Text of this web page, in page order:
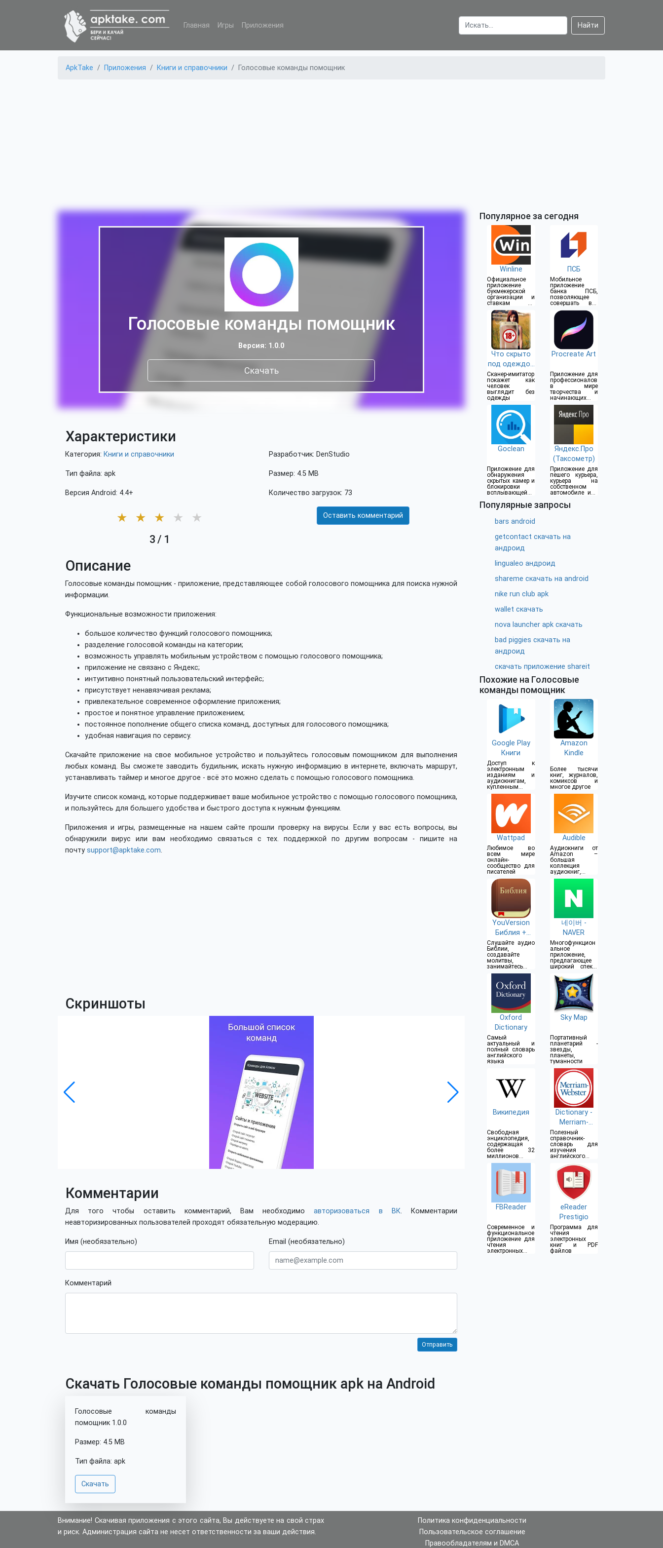
Главная Игры Приложения Найти
ApkTake Приложения Книги и справочники Голосовые команды помощник
Голосовые команды помощник
Версия: 1.0.0
Скачать
Характеристики
Категория: Книги и справочники
Тип файла: apk
Версия Android: 4.4+
Разработчик: DenStudio
Размер: 4.5 MB
Количество загрузок: 73
★ ★ ★ ★ ★
3 / 1
Оставить комментарий
Описание
Голосовые команды помощник - приложение, представляющее собой голосового помощника для поиска нужной
информации.
Функциональные возможности приложения:
большое количество функций голосового помощника;
разделение голосовой команды на категории;
возможность управлять мобильным устройством с помощью голосового помощника;
приложение не связано с Яндекс;
интуитивно понятный пользовательский интерфейс;
присутствует ненавязчивая реклама;
привлекательное современное оформление приложения;
простое и понятное управление приложением;
постоянное пополнение общего списка команд, доступных для голосового помощника;
удобная навигация по сервису.
Скачайте приложение на свое мобильное устройство и пользуйтесь голосовым помощником для выполнения
любых команд. Вы сможете заводить будильник, искать нужную информацию в интернете, включать маршрут,
устанавливать таймер и многое другое - всё это можно сделать с помощью голосового помощника.
Изучите список команд, которые поддерживает ваше мобильное устройство с помощью голосового помощника,
и пользуйтесь для большего удобства и быстрого доступа к нужным функциям.
Приложения и игры, размещенные на нашем сайте прошли проверку на вирусы. Если у вас есть вопросы, вы
обнаружили вирус или вам необходимо связаться с тех. поддержкой по другим вопросам - пишите на
почту support@apktake.com.
Скриншоты
Комментарии
Для того чтобы оставить комментарий, Вам необходимоавторизоваться в ВК. Комментарии
неавторизированных пользователей проходят обязательную модерацию.
Имя (необязательно) Email (необязательно)
Комментарий
Скачать Голосовые команды помощник apk на Android
Голосовые команды
помощник 1.0.0
Размер: 4.5 MB
Тип файла: apk
Скачать
Популярное за сегодня
Winline
Официальное
приложение
букмекерской
организации и
ставкам на
спорт
ПСБ
Мобильное
приложение
банка ПСБ,
позволяющее
совершать все
операции прямо
из дома
Что скрыто
под одеждой
(18+)
Сканер-имитатор
покажет как
человек
выглядит без
одежды
Procreate Art
Приложение для
профессионалов
в мире
творчества и
начинающих
художников
Goclean
Приложение для
обнаружения
скрытых камер и
блокировки
всплывающей
Яндекс.Про
(Таксометр)
Приложение для
пешего курьера,
курьера на
собственном
автомобиле или
Популярные запросы
bars android
getcontact скачать на
андроид
lingualeo андроид
shareme скачать на android
nike run club apk
wallet скачать
nova launcher apk скачать
bad piggies скачать на
андроид
скачать приложение shareit
Похожие на Голосовые
команды помощник
Google Play
Книги
Доступ к
электронным
изданиям и
аудиокнигам,
купленным в
Google Play
Amazon
Kindle
Более тысячи
книг, журналов,
комиксов и
многое другое
Wattpad
Любимое во
всем мире
онлайн-
сообщество для
писателей
Audible
Аудиокниги от
Amazon –
большая
коллекция
аудиокниг,
подкастов,
YouVersion
Библия +
Аудио
Слушайте аудио
Библии,
создавайте
молитвы,
занимайтесь с
друзьями
네이버 -
NAVER
Многофункцион
альное
приложение,
предлагающее
широкий спектр
сервисов и
возможностей
Oxford
Dictionary
Самый
актуальный и
полный словарь
английского
языка
Sky Map
Портативный
планетарий -
звезды,
планеты,
туманности
Википедия
Свободная
энциклопедия,
содержащая
более 32
миллионов
статей
Dictionary -
Merriam-
Webster
Полезный
справочник-
словарь для
изучения
английского
FBReader
Современное и
функциональное
приложение для
чтения
электронных
eReader
Prestigio
Программа для
чтения
электронных
книг и PDF
файлов
Внимание! Скачивая приложения с этого сайта, Вы действуете на свой страх
и риск. Администрация сайта не несет ответственности за ваши действия.
Политика конфиденциальности
Пользовательское соглашение
Правообладателям и DMCA